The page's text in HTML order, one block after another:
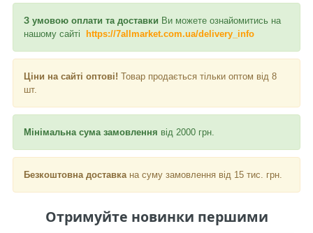
З умовою оплати та доставки Ви можете ознайомитись на
нашому сайті
https://7allmarket.com.ua/delivery_info
Ціни на сайті оптові! Товар продається тільки оптом від 8
шт.
Мінімальна сума замовлення від 2000 грн.
Безкоштовна доставка на суму замовлення від 15 тис. грн.
Отримуйте новинки першими